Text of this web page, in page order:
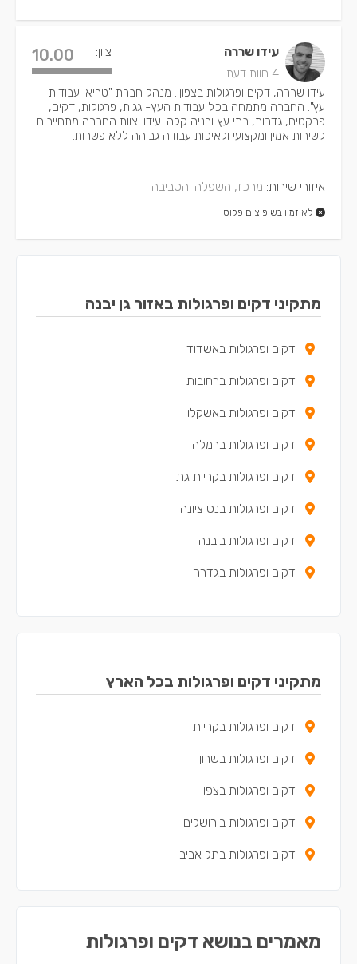
עידו שררה
4 חוות דעת
ציון: 10.00
עידו שררה, דקים ופרגולות בצפון.. מנהל חברת "טריאו עבודות
עץ". החברה מתמחה בכל עבודות העץ- גגות, פרגולות, דקים,
פרקטים, גדרות, בתי עץ ובניה קלה. עידו וצוות החברה מתחייבים
לשירות אמין ומקצועי ולאיכות עבודה גבוהה ללא פשרות.
איזורי שירות: מרכז, השפלה והסביבה
לא זמין בשיפוצים פלוס
מתקיני דקים ופרגולות באזור גן יבנה
דקים ופרגולות באשדוד
דקים ופרגולות ברחובות
דקים ופרגולות באשקלון
דקים ופרגולות ברמלה
דקים ופרגולות בקריית גת
דקים ופרגולות בנס ציונה
דקים ופרגולות ביבנה
דקים ופרגולות בגדרה
דקים ופרגולות בקריית מלאכי
דקים ופרגולות בקריית עקרון
דקים ופרגולות במזכרת בתיה
מתקיני דקים ופרגולות בכל הארץ
דקים ופרגולות בקריות
דקים ופרגולות בשרון
דקים ופרגולות בצפון
דקים ופרגולות בירושלים
דקים ופרגולות בתל אביב
מאמרים בנושא דקים ופרגולות